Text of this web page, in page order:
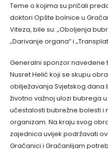
Teme o kojima su pričali
doktori Opšte bolnice u
Viteza, bile su: „Oboljenja
„Darivanje organa“ i
Generalni sponzor navedene
Nusret Helić koji se skupu
obilježavanja Svjetskog
životno važnoj ulozi bubrega
učestalosti bubrežne bolesti i
organizam. Na kraju svog
zajednica uvijek podržavati
Gračanici i Gračanlijam